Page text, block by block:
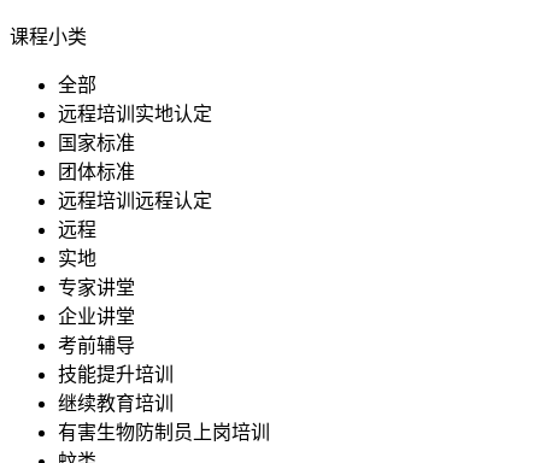
课程小类
全部
远程培训实地认定
国家标准
团体标准
远程培训远程认定
远程
实地
专家讲堂
企业讲堂
考前辅导
技能提升培训
继续教育培训
有害生物防制员上岗培训